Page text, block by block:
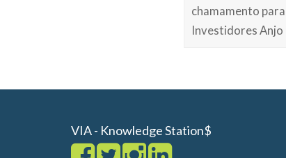
chamamento
Investidores
VIA - Knowledge Station$